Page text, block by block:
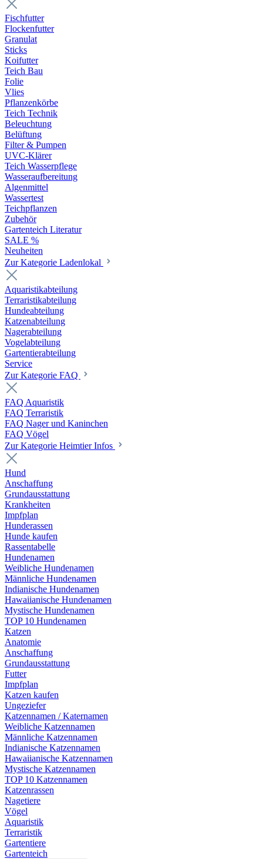
Fischfutter
Flockenfutter
Granulat
Sticks
Koifutter
Teich Bau
Folie
Vlies
Pflanzenkörbe
Teich Technik
Beleuchtung
Belüftung
Filter & Pumpen
UVC-Klärer
Teich Wasserpflege
Wasseraufbereitung
Algenmittel
Wassertest
Teichpflanzen
Zubehör
Gartenteich Literatur
SALE %
Neuheiten
Zur Kategorie Ladenlokal
Aquaristikabteilung
Terraristikabteilung
Hundeabteilung
Katzenabteilung
Nagerabteilung
Vogelabteilung
Gartentierabteilung
Service
Zur Kategorie FAQ
FAQ Aquaristik
FAQ Terraristik
FAQ Nager und Kaninchen
FAQ Vögel
Zur Kategorie Heimtier Infos
Hund
Anschaffung
Grundausstattung
Krankheiten
Impfplan
Hunderassen
Hunde kaufen
Rassentabelle
Hundenamen
Weibliche Hundenamen
Männliche Hundenamen
Indianische Hundenamen
Hawaiianische Hundenamen
Mystische Hundenamen
TOP 10 Hundenamen
Katzen
Anatomie
Anschaffung
Grundausstattung
Futter
Impfplan
Katzen kaufen
Ungeziefer
Katzennamen / Katernamen
Weibliche Katzennamen
Männliche Katzennamen
Indianische Katzennamen
Hawaiianische Katzennamen
Mystische Katzennamen
TOP 10 Katzennamen
Katzenrassen
Nagetiere
Vögel
Aquaristik
Terraristik
Gartentiere
Gartenteich